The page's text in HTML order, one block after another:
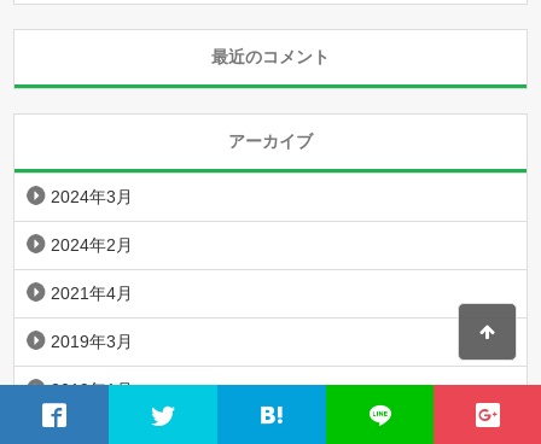
最近のコメント
アーカイブ
2024年3月
2024年2月
2021年4月
2019年3月
2019年1月